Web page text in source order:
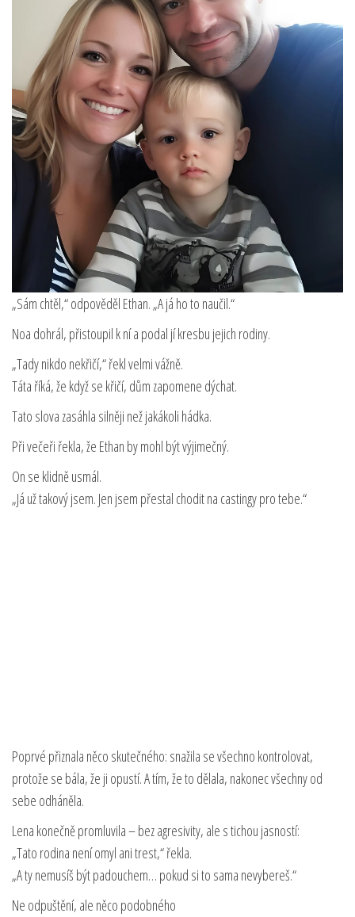
„Sám chtěl,“ odpověděl Ethan. „A já ho to naučil.“
Noa dohrál, přistoupil k ní a podal jí kresbu jejich rodiny.
„Tady nikdo nekřičí,“ řekl velmi vážně.
Táta říká, že když se křičí, dům zapomene dýchat.
Tato slova zasáhla silněji než jakákoli hádka.
Při večeři řekla, že Ethan by mohl být výjimečný.
On se klidně usmál.
„Já už takový jsem. Jen jsem přestal chodit na castingy pro tebe.“
Poprvé přiznala něco skutečného: snažila se všechno kontrolovat,
protože se bála, že ji opustí. A tím, že to dělala, nakonec všechny od
sebe odháněla.
Lena konečně promluvila – bez agresivity, ale s tichou jasností:
„Tato rodina není omyl ani trest,“ řekla.
„A ty nemusíš být padouchem… pokud si to sama nevybereš.“
Ne odpuštění, ale něco podobného